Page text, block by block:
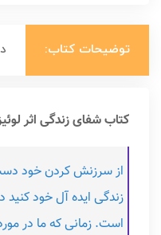
توضیحات کتاب:
کتاب شفای زندگی اثر
از سرزنش کردن خود
زندگی ایده آل خود کنید
است. زمانی که ما در